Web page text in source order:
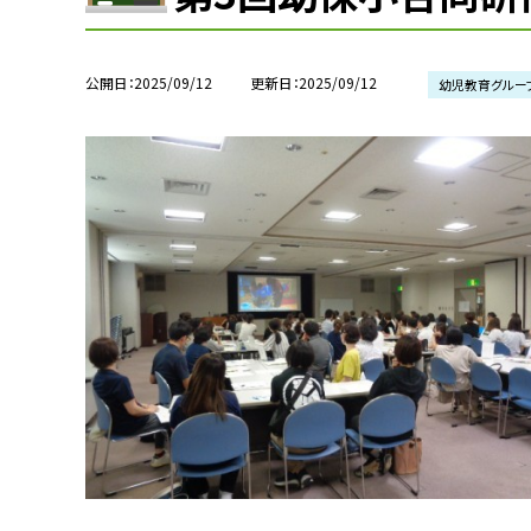
公開日 2025/09/12 更新日 2025/09/12 幼児教育グルー